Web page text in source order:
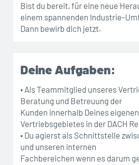
Bist du bereit, für eine neue
einem spannenden Industrie-
Dann bewirb dich jetzt.
Deine Aufgaben:
• Als Teammitglied unseres
Beratung und Betreuung der
Kunden innerhalb Deines eigenen
Vertriebsgebietes in der DACH
• Du agierst als Schnittstelle
und unseren internen
Fachbereichen wenn es darum